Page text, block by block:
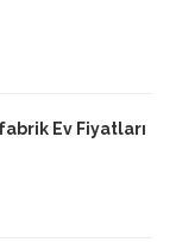
Ev Fiyatları